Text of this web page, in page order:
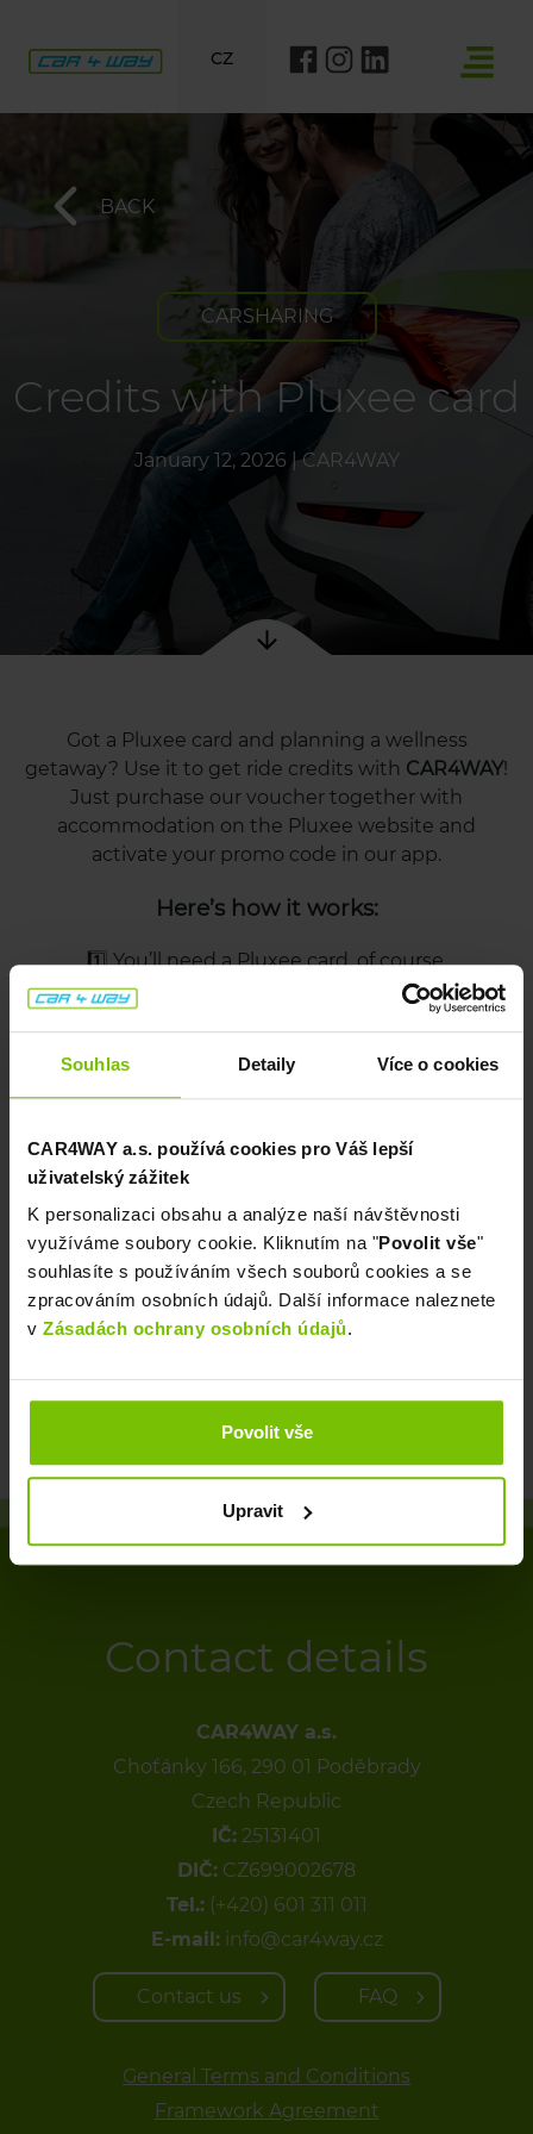
Souhlas Detaily Více o cookies
CAR4WAY a.s. používá cookies pro Váš lepší
uživatelský zážitek
K personalizaci obsahu a analýze naší návštěvnosti
využíváme soubory cookie. Kliknutím na "Povolit vše"
souhlasíte s používáním všech souborů cookies a se
zpracováním osobních údajů. Další informace naleznete
v Zásadách ochrany osobních údajů.
Povolit vše
Upravit
CZ
BACK
CARSHARING
Credits with Pluxee card
January 12, 2026 |CAR4WAY
Contact details
CAR4WAY a.s.
Choťánky 166, 290 01 Poděbrady
Czech Republic
IČ: 25131401
DIČ: CZ699002678
Tel.: (+420) 601 311 011
E-mail: info@car4way.cz
Contact us FAQ
General Terms and Conditions
Framework Agreement